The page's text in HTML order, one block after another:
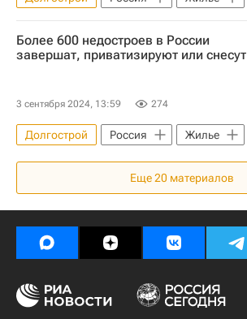
Строительство
Более 600 недостроев в России
завершат, приватизируют или снесут
3 сентября 2024, 13:59 274
Долгострой Россия
Жилье
Марат Хуснуллин
Строительство
Еще20 материалов